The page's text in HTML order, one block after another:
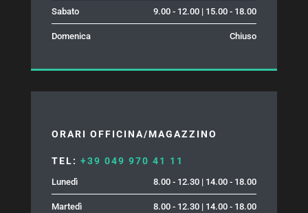
Sabato 9.00 - 12.00 | 15.00 - 18.00
Domenica Chiuso
ORARI OFFICINA/MAGAZZINO
TEL: +39 049 970 41 11
Lunedì 8.00 - 12.30 | 14.00 - 18.00
Martedì 8.00 - 12.30 | 14.00 - 18.00